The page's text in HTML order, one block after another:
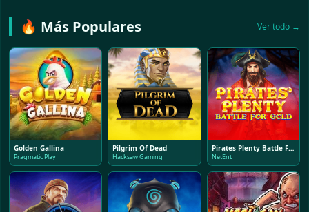
🔥 Más Populares Ver todo →
Golden Gallina
Pragmatic Play
Pilgrim Of Dead
Hacksaw Gaming
Pirates Plenty Battle For Gold
NetEnt